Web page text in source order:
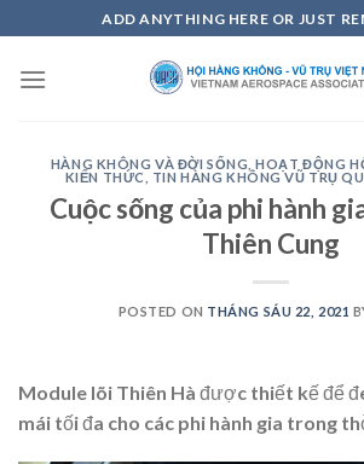
to
content
ADD ANYTHING HERE OR JUST
HÀNG KHÔNG VÀ ĐỜI SỐNG ,HOẠT ĐỘNG
KIẾN THỨC
TIN HÀNG KHÔNG VŨ TRỤ
Cuộc sống của phi hành
Thiên Cung
POSTED ON THÁNG SÁU 22, 2021
Module lõi Thiên Hà được thiết kế để
mái tối đa cho các phi hành gia trong